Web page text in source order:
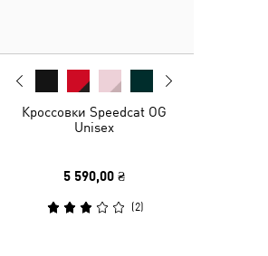
Кроссовки Speedcat OG
Unisex
5 590,00 ₴
(2)